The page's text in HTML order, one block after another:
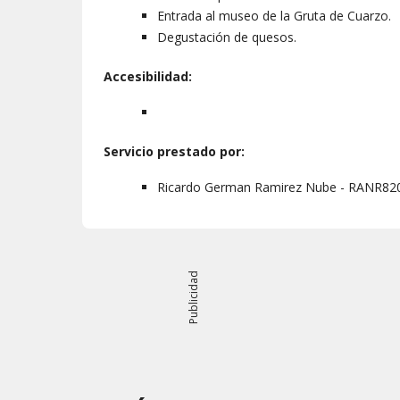
Entrada al museo de la Gruta de Cuarzo.
Degustación de quesos.
Accesibilidad:
Servicio prestado por:
Ricardo German Ramirez Nube -
Publicidad